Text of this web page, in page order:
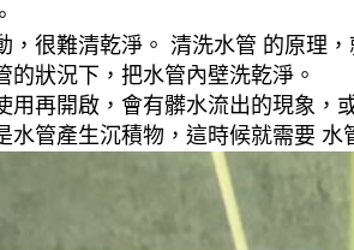
，很難清乾淨。 清洗水管 的原理
狀況下，把水管內壁洗乾淨。
用再開啟，會有髒水流出的現象
管產生沉積物，這時候就需要 水